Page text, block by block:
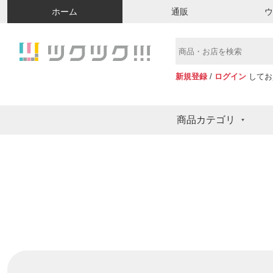
ホーム 通販
新規登録 / ログイン して
商品カテゴリ